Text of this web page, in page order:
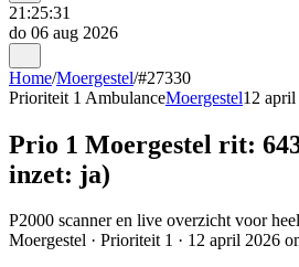
21:25:31
do 06 aug 2026
Home/Moergestel/#27330
Prioriteit 1 AmbulanceMoergestel12
Prio 1 Moergestel rit:
inzet: ja)
P2000 scanner en live overzicht voor
Moergestel · Prioriteit 1 · 12 april 2026